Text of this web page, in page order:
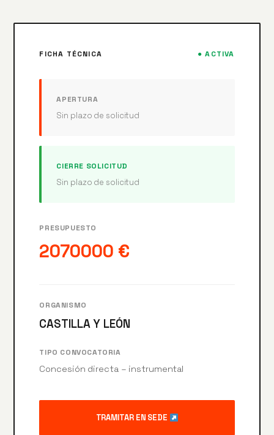
FICHA TÉCNICA ● ACTIVA
APERTURA
Sin plazo de solicitud
CIERRE SOLICITUD
Sin plazo de solicitud
PRESUPUESTO
2070000 €
ORGANISMO
CASTILLA Y LEÓN
TIPO CONVOCATORIA
Concesión directa – instrumental
TRAMITAR EN SEDE